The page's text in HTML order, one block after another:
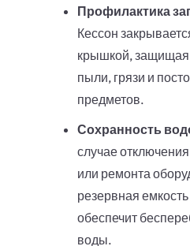
Профилактика
Кессон
крышкой, защищая
пыли, грязи и
предметов.
Сохранность
случае
или ремонта
резервная
обеспечит
воды.